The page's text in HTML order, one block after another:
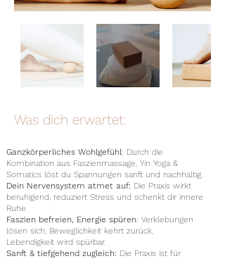
Was dich erwartet:
Ganzkörperliches Wohlgefühl: Durch die
Kombination aus Faszienmassage, Yin Yoga &
Somatics löst du Spannungen sanft und nachhaltig.
Dein Nervensystem atmet auf: Die Praxis wirkt
beruhigend, reduziert Stress und schenkt dir innere
Ruhe.
Faszien befreien, Energie spüren: Verklebungen
lösen sich, Beweglichkeit kehrt zurück,
Lebendigkeit wird spürbar.
Sanft & tiefgehend zugleich: Die Praxis ist für